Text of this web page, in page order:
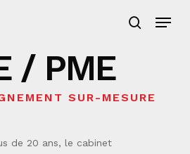
search
Menu
/ PME
SUR-MESURE
de 20 ans, le cabinet